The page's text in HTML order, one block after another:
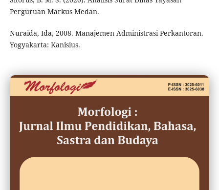
Perguruan Markus Medan.
Nuraida, Ida, 2008. Manajemen Administrasi Perkantoran.
Yogyakarta: Kanisius.